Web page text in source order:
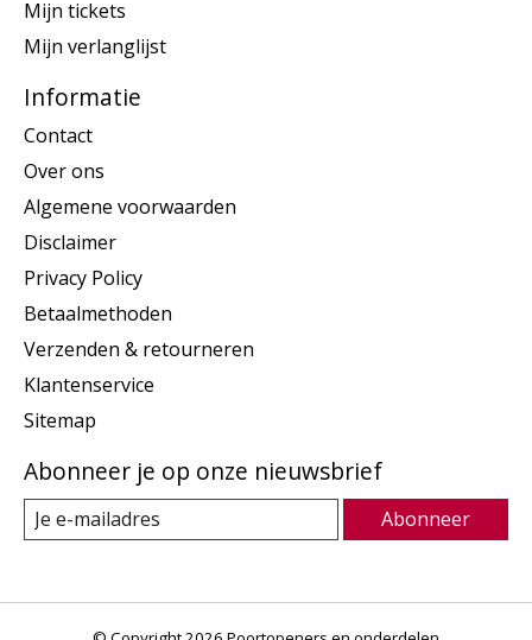
Mijn tickets
Mijn verlanglijst
Informatie
Contact
Over ons
Algemene voorwaarden
Disclaimer
Privacy Policy
Betaalmethoden
Verzenden & retourneren
Klantenservice
Sitemap
Abonneer je op onze nieuwsbrief
Abonneer